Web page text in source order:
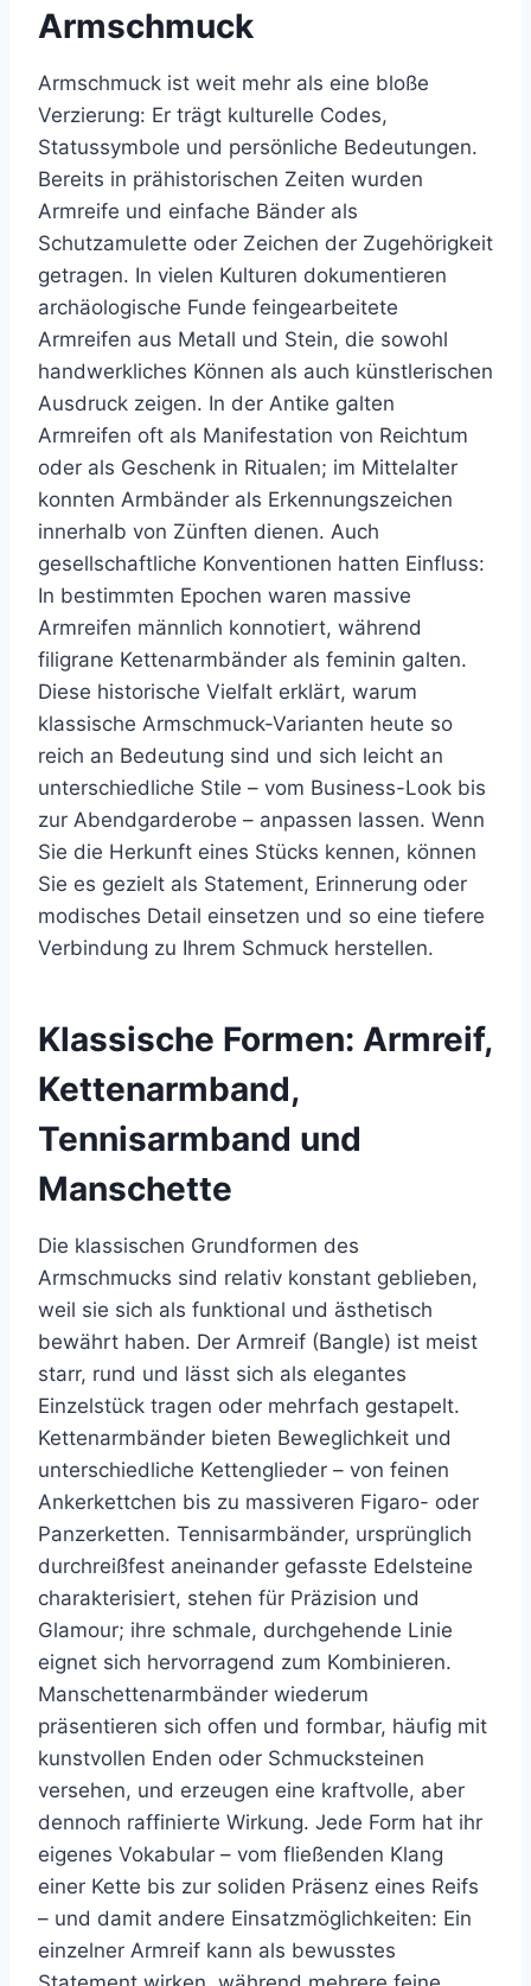
Armschmuck
Armschmuck ist weit mehr als eine bloße
Verzierung: Er trägt kulturelle Codes,
Statussymbole und persönliche Bedeutungen.
Bereits in prähistorischen Zeiten wurden
Armreife und einfache Bänder als
Schutzamulette oder Zeichen der Zugehörigkeit
getragen. In vielen Kulturen dokumentieren
archäologische Funde feingearbeitete
Armreifen aus Metall und Stein, die sowohl
handwerkliches Können als auch künstlerischen
Ausdruck zeigen. In der Antike galten
Armreifen oft als Manifestation von Reichtum
oder als Geschenk in Ritualen; im Mittelalter
konnten Armbänder als Erkennungszeichen
innerhalb von Zünften dienen. Auch
gesellschaftliche Konventionen hatten Einfluss:
In bestimmten Epochen waren massive
Armreifen männlich konnotiert, während
filigrane Kettenarmbänder als feminin galten.
Diese historische Vielfalt erklärt, warum
klassische Armschmuck-Varianten heute so
reich an Bedeutung sind und sich leicht an
unterschiedliche Stile – vom Business-Look bis
zur Abendgarderobe – anpassen lassen. Wenn
Sie die Herkunft eines Stücks kennen, können
Sie es gezielt als Statement, Erinnerung oder
modisches Detail einsetzen und so eine tiefere
Verbindung zu Ihrem Schmuck herstellen.
Klassische Formen: Armreif,
Kettenarmband,
Tennisarmband und
Manschette
Die klassischen Grundformen des
Armschmucks sind relativ konstant geblieben,
weil sie sich als funktional und ästhetisch
bewährt haben. Der Armreif (Bangle) ist meist
starr, rund und lässt sich als elegantes
Einzelstück tragen oder mehrfach gestapelt.
Kettenarmbänder bieten Beweglichkeit und
unterschiedliche Kettenglieder – von feinen
Ankerkettchen bis zu massiveren Figaro- oder
Panzerketten. Tennisarmbänder, ursprünglich
durchreißfest aneinander gefasste Edelsteine
charakterisiert, stehen für Präzision und
Glamour; ihre schmale, durchgehende Linie
eignet sich hervorragend zum Kombinieren.
Manschettenarmbänder wiederum
präsentieren sich offen und formbar, häufig mit
kunstvollen Enden oder Schmucksteinen
versehen, und erzeugen eine kraftvolle, aber
dennoch raffinierte Wirkung. Jede Form hat ihr
eigenes Vokabular – vom fließenden Klang
einer Kette bis zur soliden Präsenz eines Reifs
– und damit andere Einsatzmöglichkeiten: Ein
einzelner Armreif kann als bewusstes